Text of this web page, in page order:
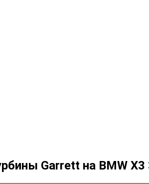
Garrett на BMW